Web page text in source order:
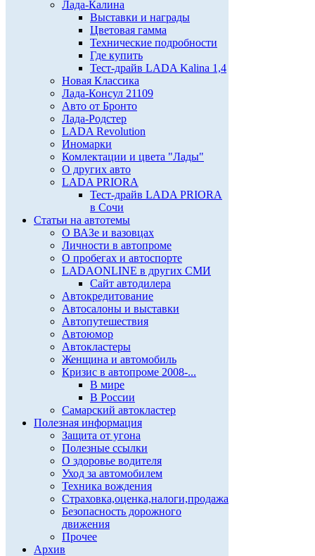
Лада-Калина
Выставки и награды
Цветовая гамма
Технические подробности
Где купить
Тест-драйв LADA Kalina 1,4
Новая Классика
Лада-Консул 21109
Авто от Бронто
Лада-Родстер
LADA Revolution
Иномарки
Комлектации и цвета "Лады"
О других авто
LADA PRIORA
Тест-драйв LADA PRIORA
в Сочи
Статьи на автотемы
О ВАЗе и вазовцах
Личности в автопроме
О пробегах и автоспорте
LADAONLINE в других СМИ
Сайт автодилера
Автокредитование
Автосалоны и выставки
Автопутешествия
Автоюмор
Автокластеры
Женщина и автомобиль
Кризис в автопроме 2008-...
В мире
В России
Самарский автокластер
Полезная информация
Защита от угона
Полезные ссылки
О здоровье водителя
Уход за автомобилем
Техника вождения
Страховка,оценка,налоги,продажа
Безопасность дорожного
движения
Прочее
Архив